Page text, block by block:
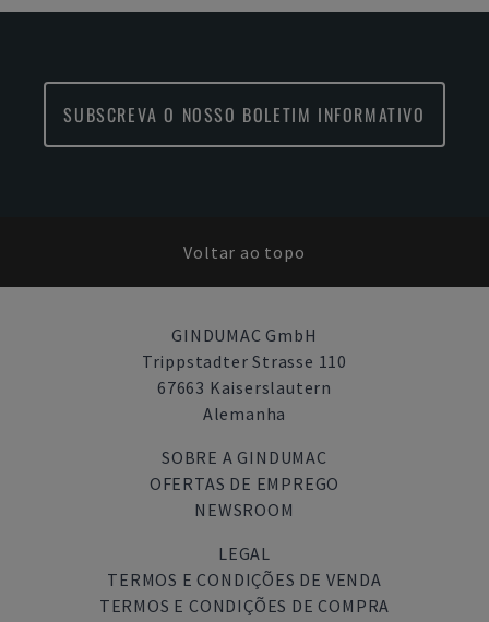
SUBSCREVA O NOSSO BOLETIM INFORMATIVO
Voltar ao topo
GINDUMAC GmbH
Trippstadter Strasse 110
67663 Kaiserslautern
Alemanha
SOBRE A GINDUMAC
OFERTAS DE EMPREGO
NEWSROOM
LEGAL
TERMOS E CONDIÇÕES DE VENDA
TERMOS E CONDIÇÕES DE COMPRA